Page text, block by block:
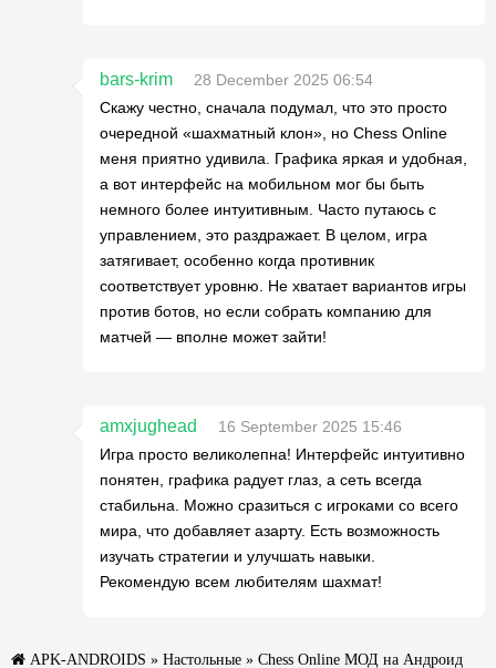
bars-krim
28 December 2025 06:54
Скажу честно, сначала подумал, что это просто
очередной «шахматный клон», но Chess Online
меня приятно удивила. Графика яркая и удобная,
а вот интерфейс на мобильном мог бы быть
немного более интуитивным. Часто путаюсь с
управлением, это раздражает. В целом, игра
затягивает, особенно когда противник
соответствует уровню. Не хватает вариантов игры
против ботов, но если собрать компанию для
матчей — вполне может зайти!
amxjughead
16 September 2025 15:46
Игра просто великолепна! Интерфейс интуитивно
понятен, графика радует глаз, а сеть всегда
стабильна. Можно сразиться с игроками со всего
мира, что добавляет азарту. Есть возможность
изучать стратегии и улучшать навыки.
Рекомендую всем любителям шахмат!
APK-ANDROIDS » Настольные » Chess Online МОД на Андроид